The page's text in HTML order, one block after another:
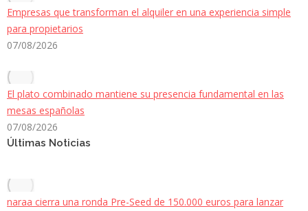
Empresas que transforman el alquiler en una experiencia simple
para propietarios
07/08/2026
El plato combinado mantiene su presencia fundamental en las
mesas españolas
07/08/2026
Últimas Noticias
naraa cierra una ronda Pre-Seed de 150.000 euros para lanzar